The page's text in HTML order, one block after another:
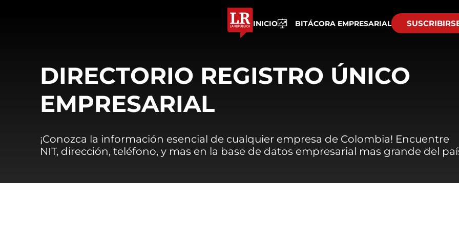
INICIO BITÁCORA EMPRESARIAL
DIRECTORIO REGISTRO ÚNICO
EMPRESARIAL
¡Conozca la información esencial de cualquier empresa de Colombia! Encuentre
NIT, dirección, teléfono, y mas en la base de datos empresarial mas grande del